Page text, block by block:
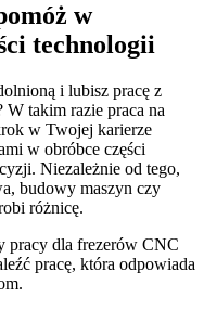
w
technologii
i lubisz pracę z
takim razie praca na
w Twojej karierze
w obróbce części
Niezależnie od tego,
budowy maszyn czy
różnicę.
pracy dla frezerów CNC
pracę, która odpowiada